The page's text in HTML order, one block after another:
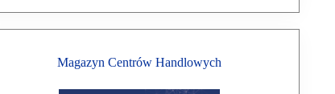
Magazyn Centrów Handlowych